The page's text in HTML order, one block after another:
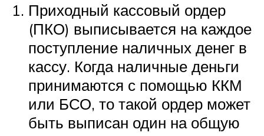
Приходный кассовый ордер
(ПКО) выписывается на каждое
поступление наличных денег в
кассу. Когда наличные деньги
принимаются с помощью ККМ
или БСО, то такой ордер может
быть выписан один на общую